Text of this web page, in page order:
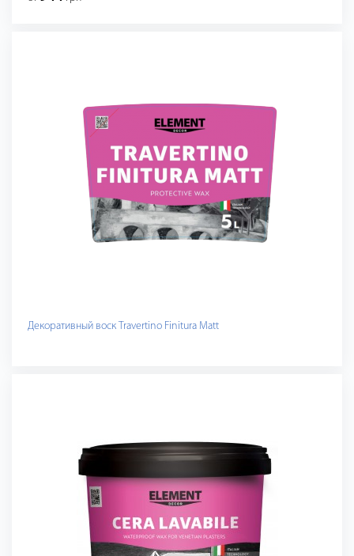
Декоративный воск Travertino Finitura Matt